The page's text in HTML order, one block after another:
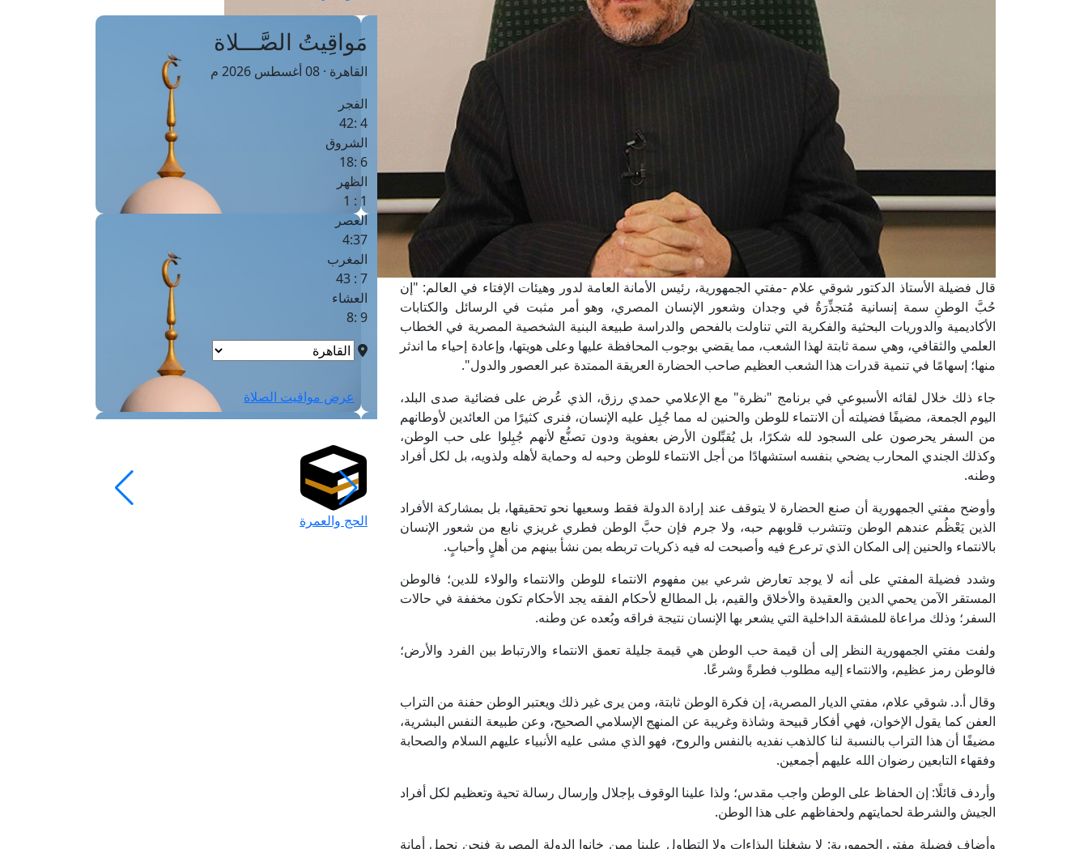
قال فضيلة الأستاذ الدكتور شوقي علام -مفتي الجمهورية، رئيس الأمانة العامة لدور وهيئات الإفتاء في العالم: "إن
حُبَّ الوطنِ سمة إنسانية مُتجذِّرَةٌ في وجدان وشعور الإنسان المصري، وهو أمر مثبت في الرسائل والكتابات
الأكاديمية والدوريات البحثية والفكرية التي تناولت بالفحص والدراسة طبيعة البنية الشخصية المصرية في الخطاب
العلمي والثقافي، وهي سمة ثابتة لهذا الشعب، مما يقضي بوجوب المحافظة عليها وعلى هويتها، وإعادة إحياء ما اندثر
منها؛ إسهامًا في تنمية قدرات هذا الشعب العظيم صاحب الحضارة العريقة الممتدة عبر العصور والدول".
جاء ذلك خلال لقائه الأسبوعي في برنامج "نظرة" مع الإعلامي حمدي رزق، الذي عُرض على فضائية صدى البلد،
اليوم الجمعة، مضيفًا فضيلته أن الانتماء للوطن والحنين له مما جُبِل عليه الإنسان، فنرى كثيرًا من العائدين لأوطانهم
من السفر يحرصون على السجود لله شكرًا، بل يُقبِّلون الأرض بعفوية ودون تصنُّع لأنهم جُبِلوا على حب الوطن،
وكذلك الجندي المحارب يضحي بنفسه استشهادًا من أجل الانتماء للوطن وحبه له وحماية لأهله ولذويه، بل لكل أفراد
وطنه.
وأوضح مفتي الجمهورية أن صنع الحضارة لا يتوقف عند إرادة الدولة فقط وسعيها نحو تحقيقها، بل بمشاركة الأفراد
الذين يَعْظُم عندهم الوطن وتتشرب قلوبهم حبه، ولا جرم فإن حبَّ الوطن فطري غريزي نابع من شعور الإنسان
بالانتماء والحنين إلى المكان الذي ترعرع فيه وأصبحت له فيه ذكريات تربطه بمن نشأ بينهم من أهلٍ وأحبابٍ.
وشدد فضيلة المفتي على أنه لا يوجد تعارض شرعي بين مفهوم الانتماء للوطن والانتماء والولاء للدين؛ فالوطن
المستقر الآمن يحمي الدين والعقيدة والأخلاق والقيم، بل المطالع لأحكام الفقه يجد الأحكام تكون مخففة في حالات
السفر؛ وذلك مراعاة للمشقة الداخلية التي يشعر بها الإنسان نتيجة فراقه وبُعده عن وطنه.
ولفت مفتي الجمهورية النظر إلى أن قيمة حب الوطن هي قيمة جليلة تعمق الانتماء والارتباط بين الفرد والأرض؛
فالوطن رمز عظيم، والانتماء إليه مطلوب فطرةً وشرعًا.
وقال أ.د. شوقي علام، مفتي الديار المصرية، إن فكرة الوطن ثابتة، ومن يرى غير ذلك ويعتبر الوطن حفنة من التراب
العفن كما يقول الإخوان، فهي أفكار قبيحة وشاذة وغريبة عن المنهج الإسلامي الصحيح، وعن طبيعة النفس البشرية،
مضيفًا أن هذا التراب بالنسبة لنا كالذهب نفديه بالنفس والروح، فهو الذي مشى عليه الأنبياء عليهم السلام والصحابة
وفقهاء التابعين رضوان الله عليهم أجمعين.
وأردف قائلًا: إن الحفاظ على الوطن واجب مقدس؛ ولذا علينا الوقوف بإجلال وإرسال رسالة تحية وتعظيم لكل أفراد
الجيش والشرطة لحمايتهم ولحفاظهم على هذا الوطن.
وأضاف فضيلة مفتي الجمهورية: لا يشغلنا البذاءات ولا التطاول علينا ممن خانوا الدولة المصرية فنحن نحمل أمانة
مَواقِيتُ الصَّـــلاة
القاهرة · 08 أغسطس 2026 م
الفجر
4 :42
الشروق
6 :18
الظهر
1 : 1
العصر
4:37
المغرب
7 : 43
العشاء
9 :8
عرض مواقيت الصلاة
الحج والعمرة